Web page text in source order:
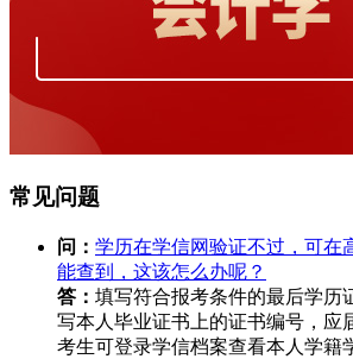
常见问题
问： 学历在学信网验证不过，可在
能查到，这该怎么办呢？
答： 填写符合报考条件的最后学历
写本人毕业证书上的证书编号，应
考生可登录学信档案查看本人学籍